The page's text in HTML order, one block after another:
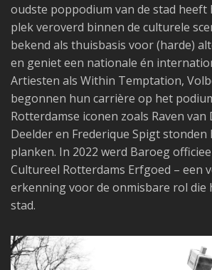
oudste poppodium van de stad heeft
plek veroverd binnen de culturele
bekend als thuisbasis voor (harde)
en geniet een nationale én
Artiesten als Within Temptation,
begonnen hun carrière op het
Rotterdamse iconen zoals Raven van
Deelder en Frederique Spigt stonden
planken. In 2022 werd Baroeg
Cultureel Rotterdams Erfgoed – een
erkenning voor de onmisbare rol die
stad.